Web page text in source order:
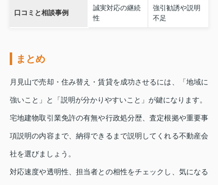
口コミと相談事例
誠実対応の継続
性
強引勧誘や説明
不足
まとめ
月見山で売却・住み替え・賃貸を成功させるには、「地域に
強いこと」と「説明が分かりやすいこと」が鍵になります。
宅地建物取引業免許の有無や行政処分歴、査定根拠や重要事
項説明の内容まで、納得できるまで説明してくれる不動産会
社を選びましょう。
対応速度や透明性、担当者との相性をチェックし、気になる